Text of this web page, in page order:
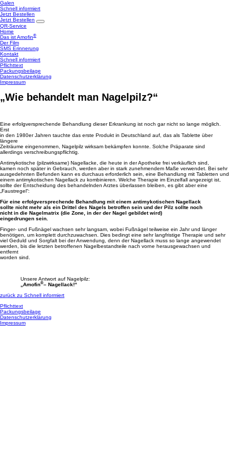
Galen
Schnell informiert
Jetzt Bestellen
Jetzt Bestellen
QR-Service
Home
Das ist Amofin®
Der Film
SMS Erinnerung
Kontakt
Schnell informiert
Pflichttext
Packungsbeilage
Datenschutzerklärung
Impressum
„Wie behandelt man Nagelpilz?“
Eine erfolgversprechende Behandlung dieser Erkrankung ist noch gar nicht so lange möglich.
Erst
in den 1980er Jahren tauchte das erste Produkt in Deutschland auf, das als Tablette über
längere
Zeiträume eingenommen, Nagelpilz wirksam bekämpfen konnte. Solche Präparate sind
allerdings verschreibungspflichtig.
Antimykotische (pilzwirksame) Nagellacke, die heute in der Apotheke frei verkäuflich sind,
kamen noch später in Gebrauch, werden aber in stark zunehmendem Maße verwendet. Bei sehr
ausgedehnten Befunden kann es durchaus erforderlich sein, eine Behandlung mit Tabletten und
einem antimykotischen Nagellack zu kombinieren. Welche Therapie im Einzelfall angezeigt ist,
sollte der Entscheidung des behandelnden Arztes überlassen bleiben, es gibt aber eine
„Faustregel“:
Für eine erfolgversprechende Behandlung mit einem antimykotischen Nagellack
sollte nicht mehr als ein Drittel des Nagels betroffen sein und der Pilz sollte noch
nicht in die Nagelmatrix (die Zone, in der der Nagel gebildet wird)
eingedrungen sein.
Finger- und Fußnägel wachsen sehr langsam, wobei Fußnägel teilweise ein Jahr und länger
benötigen, um komplett durchzuwachsen. Dies bedingt eine sehr langfristige Therapie und sehr
viel Geduld und Sorgfalt bei der Anwendung, denn der Nagellack muss so lange angewendet
werden, bis die letzten betroffenen Nagelbestandteile nach vorne herausgewachsen und
entfernt
worden sind.
Unsere Antwort auf Nagelpilz:
„Amofin®– Nagellack!“
zurück zu Schnell informiert
Pflichttext
Packungsbeilage
Datenschutzerklärung
Impressum